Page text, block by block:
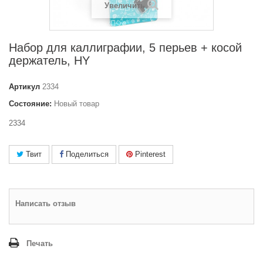
Увеличить
Набор для каллиграфии, 5 перьев + косой
держатель, HY
Артикул 2334
Состояние: Новый товар
2334
Твит Поделиться Pinterest
Написать отзыв
Печать